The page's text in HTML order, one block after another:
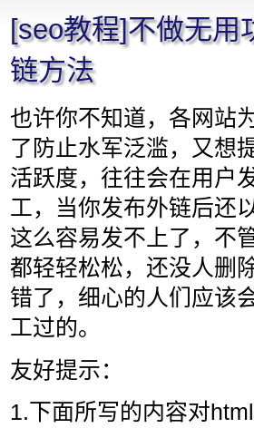
[seo教程]不做无用
链方法
也许你不知道，各网站
了防止水军泛滥，又想
活跃度，往往会在用户
工，当你发布外链后还
这么容易发不上了，不
都轻轻松松，还没人删
错了，细心的人们应该
工过的。
友好提示：
1.下面所写的内容对